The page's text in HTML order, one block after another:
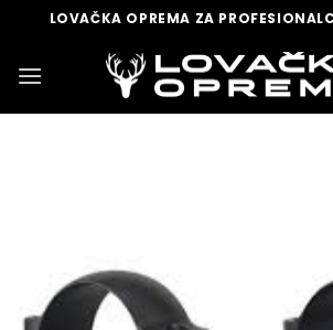
content
LOVAČKA OPREMA ZA